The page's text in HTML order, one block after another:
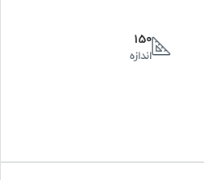
150
اندازه